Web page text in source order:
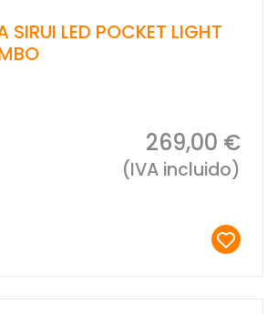
SIRUI LED POCKET LIGHT
269,00 €
(IVA incluido)